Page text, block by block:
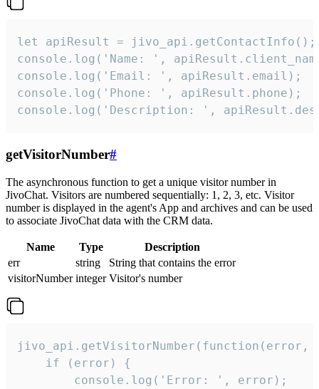
let apiResult = jivo_api.getContactInfo();
console.log('Name: ',
console.log('Email: ', apiResult.email);
console.log('Phone: ', apiResult.phone);
console.log('Description: ',
getVisitorNumber#
The asynchronous function to get a unique visitor number in
JivoChat. Visitors are numbered sequentially: 1, 2, 3, etc. Visitor
number is displayed in the agent's App and archives and can be used
to associate JivoChat data with the CRM data.
Name Type
Description
err
string
String that contains the error
visitorNumber integer Visitor's number
jivo_api.getVisitorNumber(function(error,
    if (error) {
        console.log('Error: ', error);